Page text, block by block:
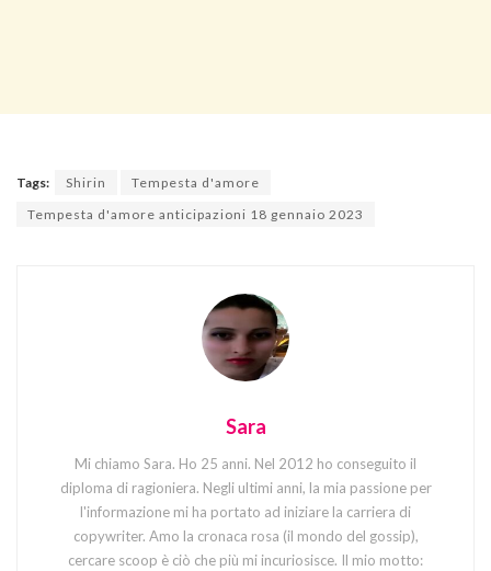
Tags: Shirin
Tempesta d'amore
Tempesta d'amore anticipazioni 18 gennaio 2023
Sara
Mi chiamo Sara. Ho 25 anni. Nel 2012 ho conseguito il
diploma di ragioniera. Negli ultimi anni, la mia passione per
l'informazione mi ha portato ad iniziare la carriera di
copywriter. Amo la cronaca rosa (il mondo del gossip),
cercare scoop è ciò che più mi incuriosisce. Il mio motto: